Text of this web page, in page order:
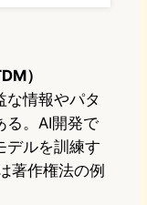
）
な情報やパタ
る。AI開発で
デルを訓練す
著作権法の例